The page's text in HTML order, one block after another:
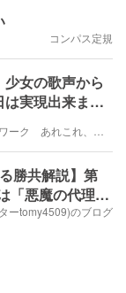
コンパス定規
女の歌声から
実現出来まし
勝共解説】第
「悪魔の代理
ーtomy4509)のブログ